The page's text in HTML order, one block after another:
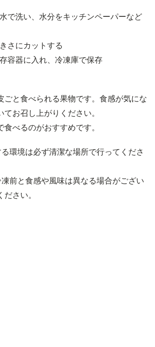
洗い、水分をキッチンペーパーなど
さにカットする
容器に入れ、冷凍庫で保存
ごと食べられる果物です。食感が気にな
てお召し上がりください。
食べるのがおすすめです。
環境は必ず清潔な場所で行ってくださ
前と食感や風味は異なる場合がござい
さい。